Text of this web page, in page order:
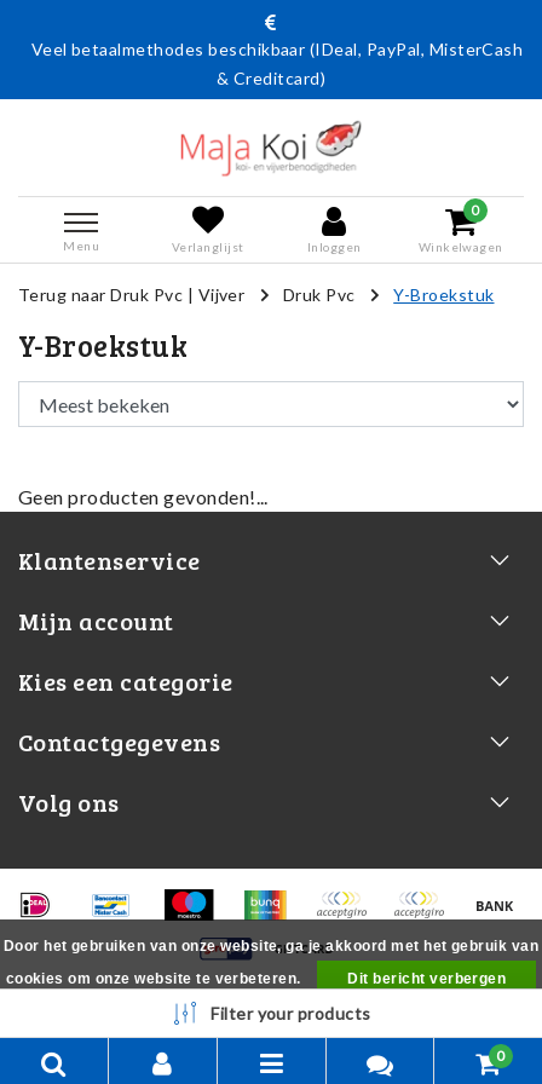
Veel betaalmethodes beschikbaar (IDeal, PayPal, MisterCash
& Creditcard)
Menu Verlanglijst Inloggen
0
Winkelwagen
Terug naar Druk Pvc | Vijver Druk Pvc Y-Broekstuk
Y-Broekstuk
Geen producten gevonden!...
Klantenservice
Mijn account
Kies een categorie
Contactgegevens
Volg ons
Filter your products
0
Door het gebruiken van onze website, ga je akkoord met het gebruik van
cookies om onze website te verbeteren.
Dit bericht verbergen
Meer over cookies »